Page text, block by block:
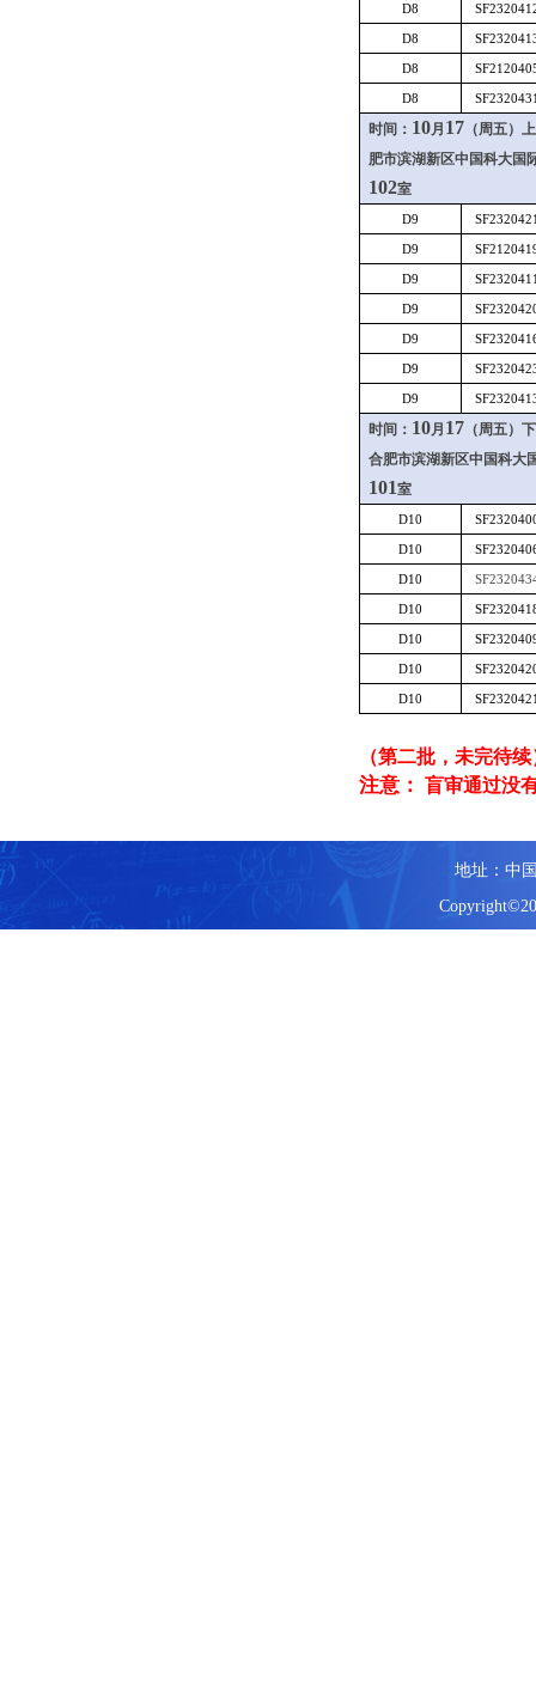
D8
D8
D8
D8
时间： 10月 17 （周五）
肥市滨湖新区中国科大国
102室
D9
D9
D9
D9
D9
D9
D9
时间： 10月 17 （周五）
合肥市滨湖新区中国科大
101室
D10
D10
D10
D10
D10
D10
D10
（第二批， 未完待续
注意： 盲审通过没
地址：中